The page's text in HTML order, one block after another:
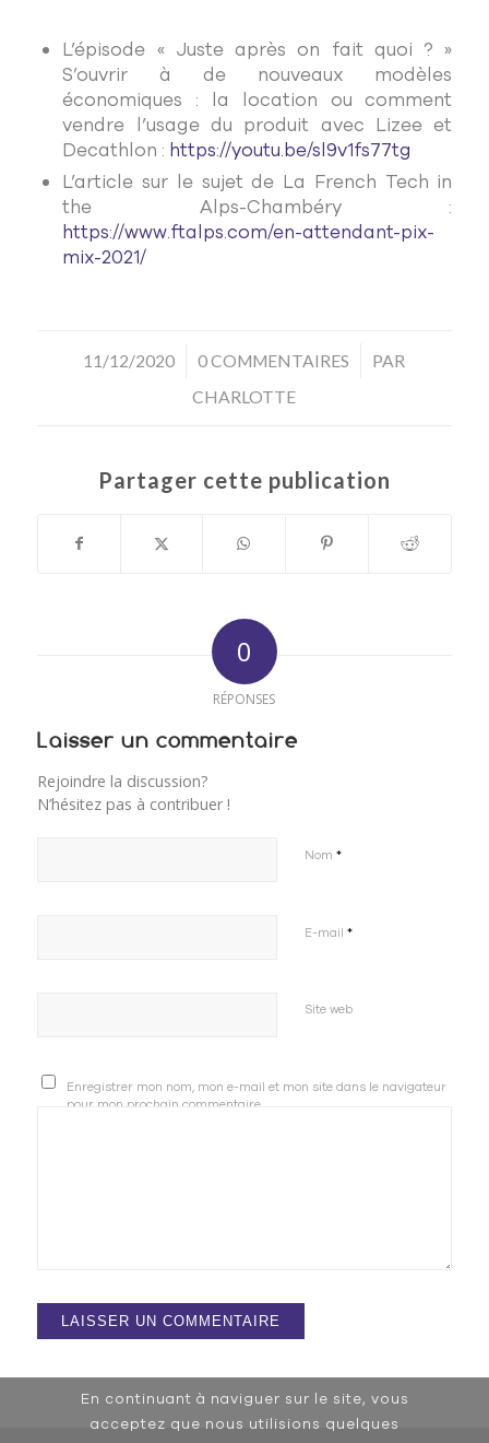
L’épisode « Juste après on fait quoi ? »
S’ouvrir à de nouveaux modèles
économiques : la location ou comment
vendre l’usage du produit avec Lizee et
Decathlon : https://youtu.be/sl9v1fs77tg
L’article sur le sujet de La French Tech in
the Alps-Chambéry :
https://www.ftalps.com/en-attendant-pix-
mix-2021/
11/12/2020
/ 0 COMMENTAIRES
/
PAR
CHARLOTTE
Partager cette publication
0
RÉPONSES
Laisser un commentaire
Rejoindre la discussion?
N’hésitez pas à contribuer !
Nom *
E-mail *
Site web
Enregistrer mon nom, mon e-mail et mon site dans le navigateur
pour mon prochain commentaire.
En continuant à naviguer sur le site, vous
acceptez que nous utilisions quelques